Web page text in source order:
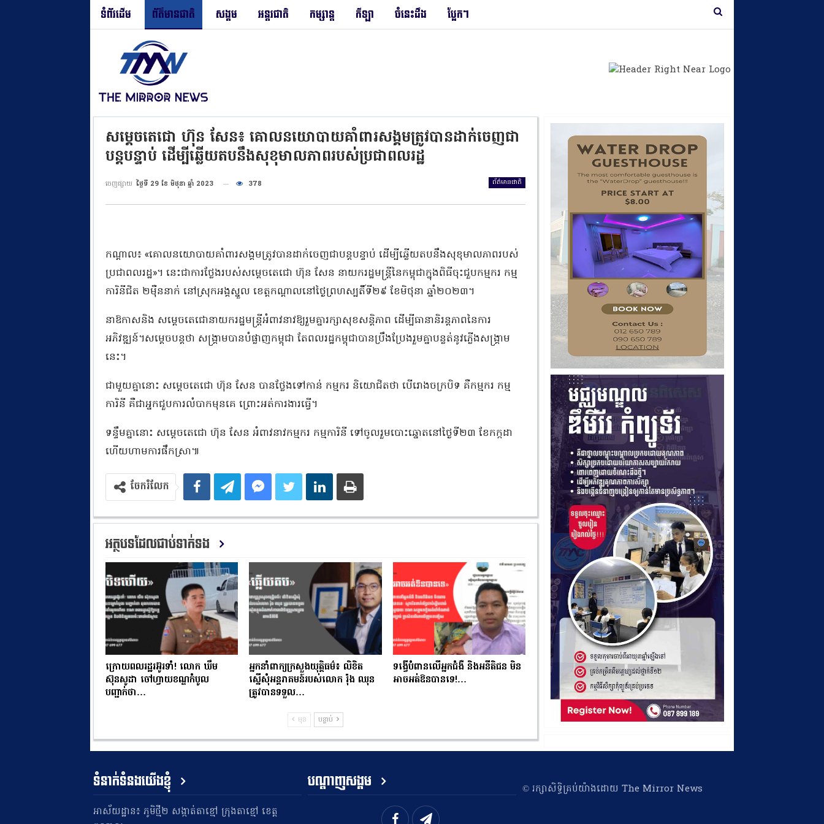
ទំព័រដើម ព័ត៌មានជាតិ សង្គម អន្តរជាតិ កម្សាន្ត កីឡា ចំនេះដឹង ប្លែកៗ
សម្ដេចតេជោ ហ៊ុន សែន៖ គោលនយោបាយគាំពារសង្គមត្រូវបានដាក់ចេញជា
បន្តបន្ទាប់ ដើម្បីឆ្លើយតបនឹងសុខុមាលភាពរបស់ប្រជាពលរដ្ឋ
ព័ត៌មានជាតិ
ចេញផ្សាយ ថ្ងៃទី 29 ខែ មិថុនា ឆ្នាំ 2023 378
កណ្ដាល៖ «គោលនយោបាយគាំពារសង្គមត្រូវបានដាក់ចេញជាបន្តបន្ទាប់ ដើម្បីឆ្លើយតបនឹងសុខុមាលភាពរបស់
ប្រជាពលរដ្ឋ»។ នេះជាការថ្លែងរបស់សម្តេចតេជោ ហ៊ុន សែន នាយករដ្ឋមន្ត្រីនៃកម្ពុជាក្នុងពិធីចុះជួបកម្មករ កម្ម
ការិនីជិត ២ម៉ឺននាក់ នៅស្រុកអង្គស្នួល ខេត្តកណ្តាលនៅថ្ងៃព្រហស្បតិ៍ទី២៩ ខែមិថុនា ឆ្នាំ២០២៣។
នាឱកាសនិង សម្ដេចតេជោនាយករដ្ឋមន្ត្រីអំពាវនាវឱ្យរួ​មគ្នារក្សាសុខសន្តិភាព ដើម្បីធានានិរន្តភាពនៃការ
អភិវឌ្ឍន៍។សម្ដេចបន្តថា សង្គ្រាមបានបំផ្លាញកម្ពុជា តែពលរដ្ឋកម្ពុជាបានប្រឹងប្រែងរួមគ្នាបន្លត់នូវភ្លើងសង្គ្រាម
នេះ។
ជាមួយគ្នានោះ សម្ដេចតេជោ ហ៊ុន សែន បានថ្លែងទៅកាន់ កម្មករ និយោជិតថា បើរោងចក្របិទ គឺកម្មករ កម្ម
ការិនី គឺជាអ្នកជួបការលំបាកមុនគេ ព្រោះអត់ការងារធ្វើ។
ទន្ទឹមគ្នានោះ សម្តេ​ចតេជោ ហ៊ុន សែន អំពាវនាវកម្មករ កម្មការិនី ទៅចូលរួមបោះឆ្នោតនៅថ្ងៃទី២៣ ខែកក្កដា
ហើយហាមការផឹកស្រា៕
ចែករំលែក
អត្ថបទដែលជាប់ទាក់ទង
ក្រោយពលរដ្ឋរអ៊ូរទាំ! លោក ឃឹម
ស៊ុនសូដា ចៅហ្វាយខណ្ឌកំបូល
បញ្ជាក់ថា…
អ្នកនាំពាក្យក្រសួងយុត្តិធម៌៖ លិខិត
ស្នើសុំអន្តរាគមន៍របស់លោក រ៉ុង ឈុន
ត្រូវបានទទួល…
ទង្វើបំពានលើអ្នកជំងឺ និងអនីតិជន មិន
អាចអត់ឱនបានទេ!…
មុន បន្ទាប់
ទំនាក់ទំនងយើងខ្ញុំ
អាស័យដ្ឋាន៖ ភូមិថ្មី២ សង្កាត់តាខ្មៅ ក្រុងតាខ្មៅ ខេត្ត
បណ្តាញសង្គម ​© រក្សា​សិទ្ធិ​គ្រប់​យ៉ាង​ដោយ​ The Mirror News